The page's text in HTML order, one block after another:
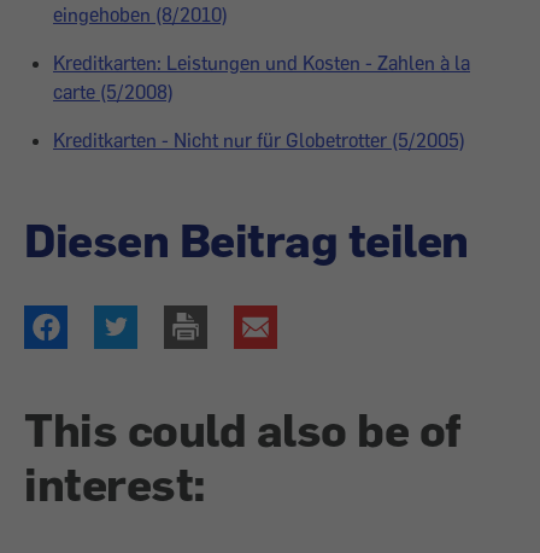
eingehoben (8/2010)
Kreditkarten: Leistungen und Kosten - Zahlen à la
carte (5/2008)
Kreditkarten - Nicht nur für Globetrotter (5/2005)
Diesen Beitrag teilen
This could also be of
interest: